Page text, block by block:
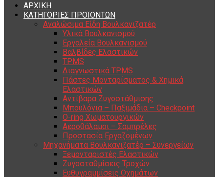
ΑΡΧΙΚΗ
ΚΑΤΗΓΟΡΙΕΣ ΠΡΟΪΟΝΤΩΝ
Αναλώσιμα Είδη Βουλκανιζατέρ
Υλικά Βουλκανισμού
Εργαλεία Βουλκανισμού
Βαλβίδες Ελαστικών
TPMS
Διαγνωστικά TPMS
Πάστες Μονταρίσματος & Χημικά
Ελαστικών
Αντίβαρα Ζυγοστάθμισης
Μπουλόνια – Παξιμάδια – Checkpoint
O-ring Χωματουργικών
Αεροθάλαμοι – Σαμπρέλες
Προστασία Εργαζομένων
Μηχανήματα Βουλκανιζατέρ – Συνεργείων
Ξεμονταριστές Ελαστικών
Ζυγοσταθμίσεις Τροχών
Ευθυγραμμίσεις Οχημάτων